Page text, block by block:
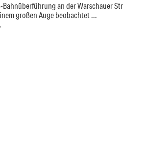
Bahnüberführung an der Warschauer Str
großen Auge beobachtet ...